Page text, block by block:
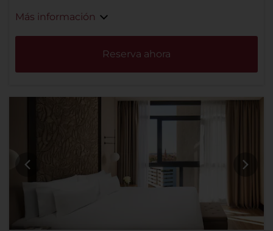
Más información
Reserva ahora